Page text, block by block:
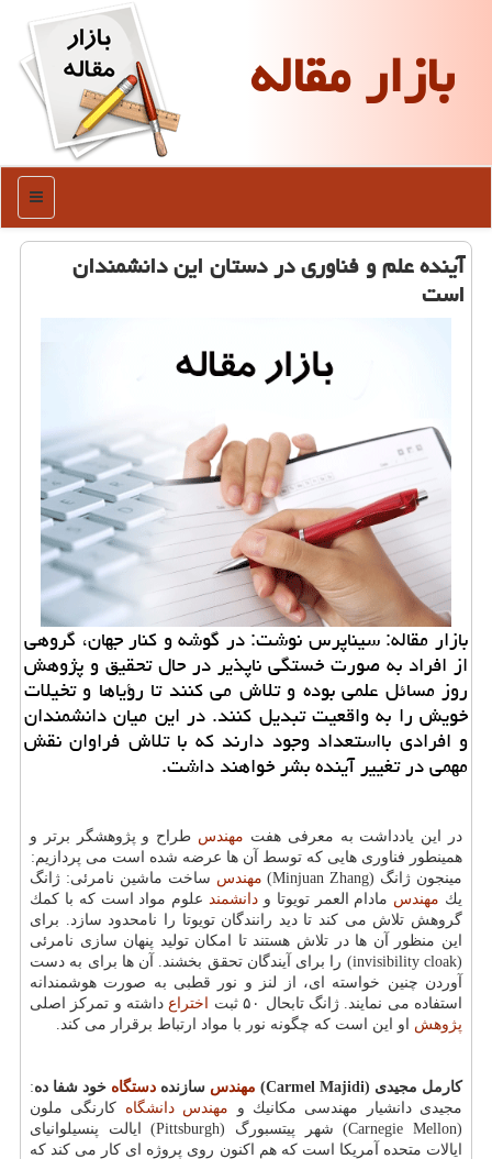
بازار مقاله
منو
آینده علم و فناوری در دستان این دانشمندان
است
بازار مقاله: سیناپرس نوشت: در گوشه و كنار جهان، گروهی
از افراد به صورت خستگی ناپذیر در حال تحقیق و پژوهش
روز مسائل علمی بوده و تلاش می كنند تا رؤیاها و تخیلات
خویش را به واقعیت تبدیل كنند. در این میان دانشمندان
و افرادی بااستعداد وجود دارند كه با تلاش فراوان نقش
مهمی در تغییر آینده بشر خواهند داشت.
در این یادداشت به معرفی هفت مهندس طراح و پژوهشگر برتر و
همینطور فناوری هایی كه توسط آن ها عرضه شده است می پردازیم:
مینجون ژانگ (Minjuan Zhang)
مهندس ساخت ماشین نامرئی: ژانگ
یك مهندس مادام العمر تویوتا و دانشمند علوم مواد است كه با كمك
گروهش تلاش می كند تا دید رانندگان تویوتا را نامحدود سازد. برای
این منظور آن ها در تلاش هستند تا امكان تولید پنهان سازی نامرئی
(invisibility cloak) را برای آیندگان تحقق بخشند. آن ها برای به دست
آوردن چنین خواسته ای، از لنز و نور قطبی به صورت هوشمندانه
استفاده می نمایند. ژانگ تابحال ۵۰ ثبت
اختراع داشته و تمركز اصلی
پژوهش او این است كه چگونه نور با مواد ارتباط برقرار می كند.
كارمل مجیدی (Carmel Majidi
) مهندس سازنده دستگاه خود شفا ده:
مجیدی دانشیار مهندسی مكانیك و مهندس دانشگاه كارنگی ملون
(Carnegie Mellon) شهر پیتسبورگ (Pittsburgh) ایالت پنسیلوانیای
ایالات متحده آمریكا است كه هم اكنون روی پروژه ای كار می كند كه